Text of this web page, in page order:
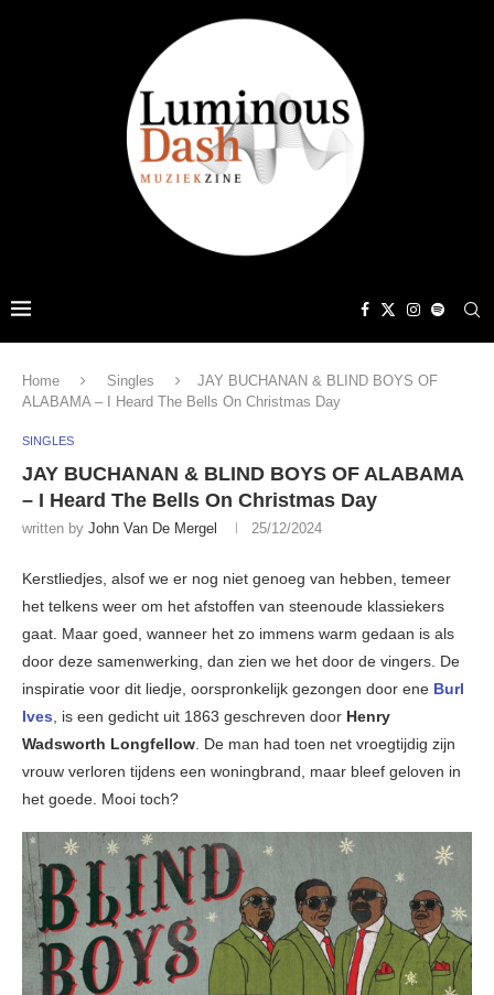
Home Singles
JAY BUCHANAN & BLIND BOYS OF
ALABAMA – I Heard The Bells On Christmas Day
SINGLES
JAY BUCHANAN & BLIND BOYS OF ALABAMA
– I Heard The Bells On Christmas Day
written by John Van De Mergel 25/12/2024
Kerstliedjes, alsof we er nog niet genoeg van hebben, temeer
het telkens weer om het afstoffen van steenoude klassiekers
gaat. Maar goed, wanneer het zo immens warm gedaan is als
door deze samenwerking, dan zien we het door de vingers. De
inspiratie voor dit liedje, oorspronkelijk gezongen door ene Burl
Ives, is een gedicht uit 1863 geschreven door Henry
Wadsworth Longfellow. De man had toen net vroegtijdig zijn
vrouw verloren tijdens een woningbrand, maar bleef geloven in
het goede. Mooi toch?